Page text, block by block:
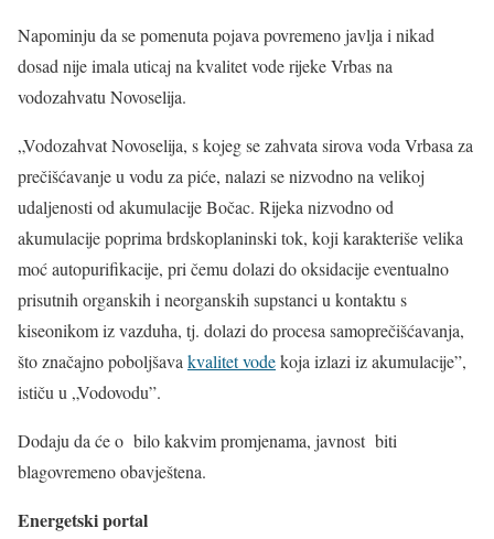
Napominju da se pomenuta pojava povremeno javlja i nikad
dosad nije imala uticaj na kvalitet vode rijeke Vrbas na
vodozahvatu Novoselija.
„Vodozahvat Novoselija, s kojeg se zahvata sirova voda Vrbasa za
prečišćavanje u vodu za piće, nalazi se nizvodno na velikoj
udaljenosti od akumulacije Bočac. Rijeka nizvodno od
akumulacije poprima brdskoplaninski tok, koji karakteriše velika
moć autopurifikacije, pri čemu dolazi do oksidacije eventualno
prisutnih organskih i neorganskih supstanci u kontaktu s
kiseonikom iz vazduha, tj. dolazi do procesa samoprečišćavanja,
što značajno poboljšavakvalitet vodekoja izlazi iz akumulacije”,
ističu u „Vodovodu”.
Dodaju da će o bilo kakvim promjenama, javnost biti
blagovremeno obavještena.
Energetski portal